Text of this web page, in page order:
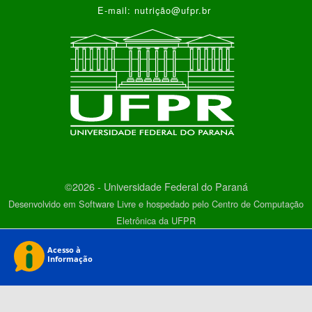
E-mail: nutrição@ufpr.br
©2026 - Universidade Federal do Paraná
Desenvolvido em Software Livre e hospedado pelo Centro de Computação
Eletrônica da UFPR